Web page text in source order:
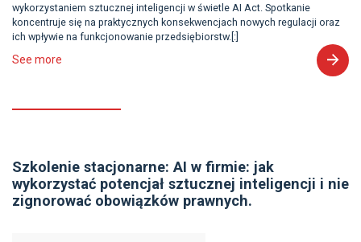
wykorzystaniem sztucznej inteligencji w świetle AI Act. Spotkanie
koncentruje się na praktycznych konsekwencjach nowych regulacji oraz
ich wpływie na funkcjonowanie przedsiębiorstw.[:]
See more
Szkolenie stacjonarne: AI w firmie: jak
wykorzystać potencjał sztucznej inteligencji i nie
zignorować obowiązków prawnych.